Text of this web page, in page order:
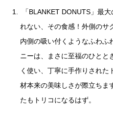
「BLANKET DONUTS」最
れない、その食感！外側のサ
内側の吸い付くようなふわふ
ニーは、まさに至福のひとと
く使い、丁寧に手作りされ
材本来の美味しさが際立ちま
たもトリコになるはず。